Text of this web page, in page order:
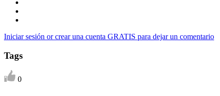
Iniciar sesión or crear una cuenta GRATIS para dejar un comentario
Tags
0